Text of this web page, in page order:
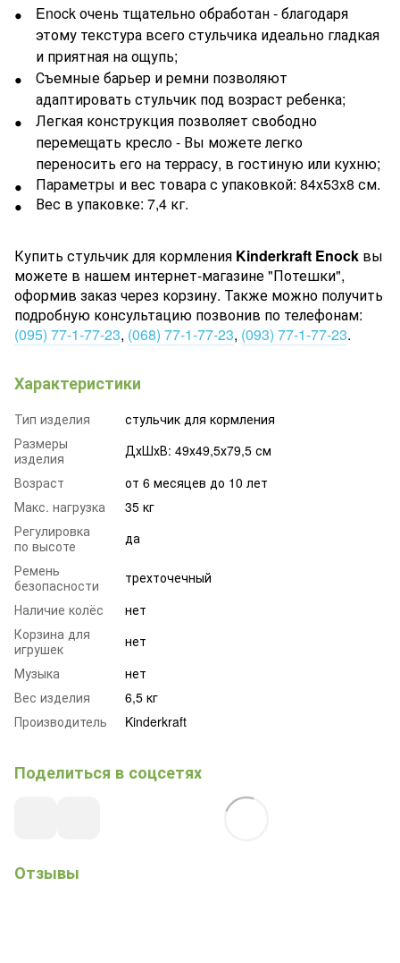
Enock очень тщательно обработан - благодаря
этому текстура всего стульчика идеально гладкая
и приятная на ощупь;
Съемные барьер и ремни позволяют
адаптировать стульчик под возраст ребенка;
Легкая конструкция позволяет свободно
перемещать кресло - Вы можете легко
переносить его на террасу, в гостиную или кухню;
Параметры и вес товара с упаковкой: 84x53x8 см.
Вес в упаковке: 7,4 кг.
Купить стульчик для кормления Kinderkraft Enock вы
можете в нашем интернет-магазине "Потешки",
оформив заказ через корзину. Также можно получить
подробную консультацию позвонив по телефонам:
(095) 77-1-77-23, (068) 77-1-77-23, (093) 77-1-77-23.
Характеристики
Тип изделия
стульчик для кормления
Размеры
изделия
ДхШхВ: 49х49,5х79,5 см
Возраст
от 6 месяцев до 10 лет
Макс. нагрузка
35 кг
Регулировка
по высоте
да
Ремень
безопасности
трехточечный
Наличие колёс
нет
Корзина для
игрушек
нет
Музыка
нет
Вес изделия
6,5 кг
Производитель
Kinderkraft
Поделиться в соцсетях
Отзывы